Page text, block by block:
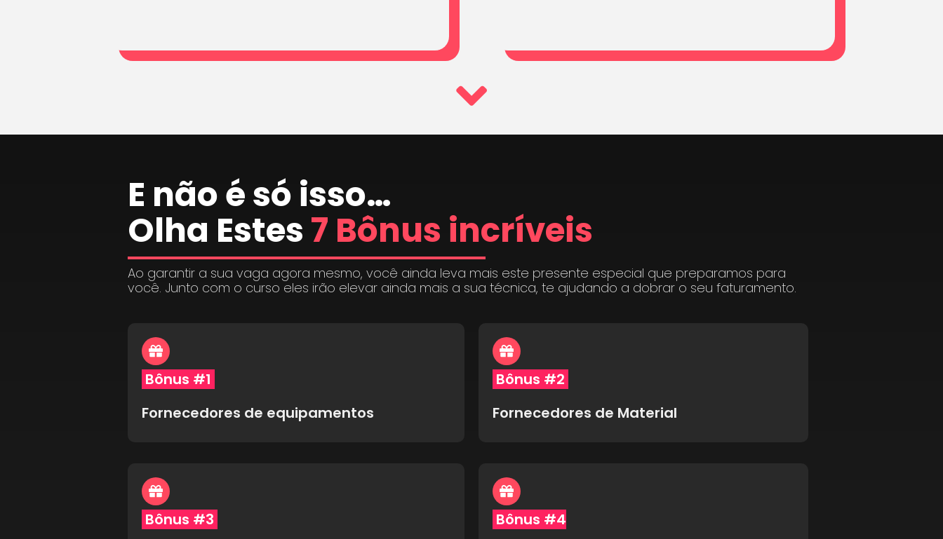
E não é só isso…
Olha Estes 7 Bônus incríveis
Ao garantir a sua vaga agora mesmo, você ainda leva mais este presente especial que preparamos para
você. Junto com o curso eles irão elevar ainda mais a sua técnica, te ajudando a dobrar o seu faturamento.
Bônus #1
Fornecedores de equipamentos
Bônus #2
Fornecedores de Material
Bônus #3 Bônus #4